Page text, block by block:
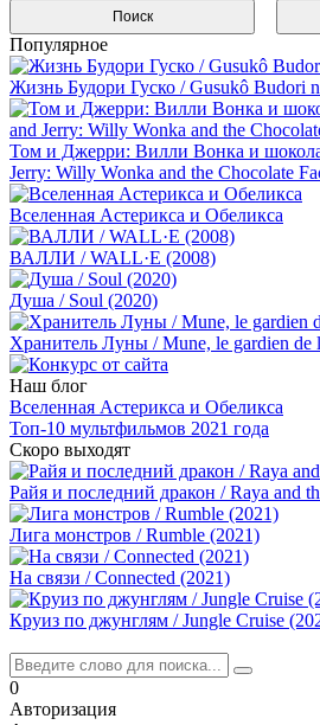
Популярное
Жизнь Будори Гуско / Gusukô Budori
Том и Джерри: Вилли Вонка и
Jerry: Willy Wonka and the Chocolate
Вселенная Астерикса и Обеликса
ВАЛЛИ / WALL·E (2008)
Душа / Soul (2020)
Хранитель Луны / Mune, le gardien de
Наш блог
Вселенная Астерикса и Обеликса
Топ-10 мультфильмов 2021 года
Скоро выходят
Райя и последний дракон / Raya and
Лига монстров / Rumble (2021)
На связи / Connected (2021)
Круиз по джунглям / Jungle Cruise
0
Авторизация